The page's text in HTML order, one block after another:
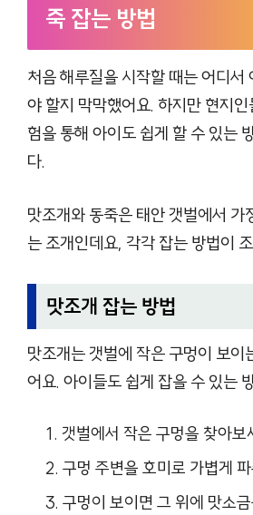
죽 잡는 방법
처음 해루질을 시작할 때는 어디서
야 할지 막막했어요. 하지만 현지
험을 통해 아이도 쉽게 할 수 있는
다.
맛조개와 동죽은 태안 갯벌에서 가
는 조개인데요, 각각 잡는 방법이
맛조개 잡는 방법
맛조개는 갯벌에 작은 구멍이 보이
어요. 아이들도 쉽게 잡을 수 있는
갯벌에서 작은 구멍을 찾아보
구멍 주변을 호미로 가볍게
구멍이 보이면 그 위에 맛소